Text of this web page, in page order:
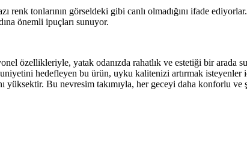
renk tonlarının görseldeki gibi canlı olmadığını ifade
önemli ipuçları sunuyor.
özellikleriyle, yatak odanızda rahatlık ve estetiği bir arada
hedefleyen bu ürün, uyku kalitenizi artırmak isteyenler
Bu nevresim takımıyla, her geceyi daha konforlu ve